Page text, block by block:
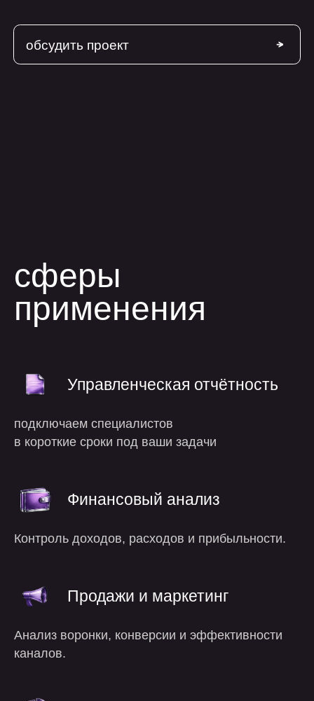
Управленческая отчётность
подключаем специалистов
в короткие сроки под ваши задачи
Финансовый анализ
Контроль доходов, расходов и прибыльности.
Продажи и маркетинг
Анализ воронки, конверсии и эффективности
каналов.